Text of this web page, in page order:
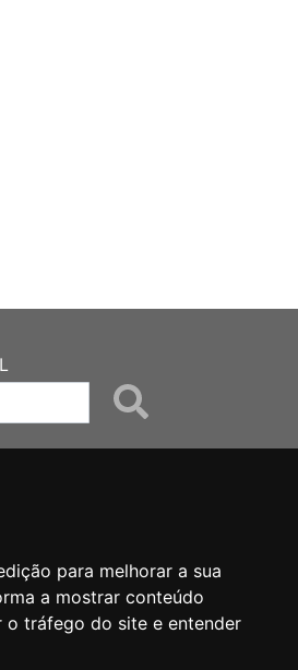
para melhorar a sua
a mostrar conteúdo
o tráfego do site e entender
Fale Conocsco